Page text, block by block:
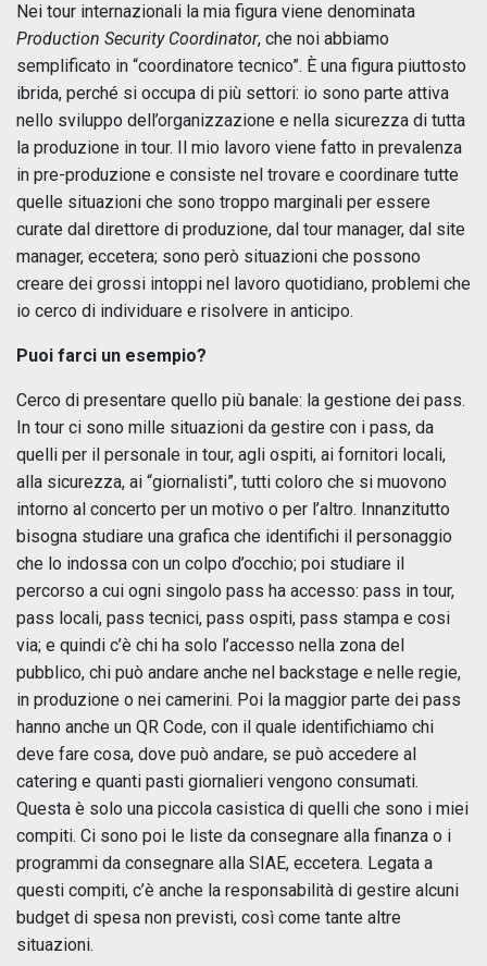
Nei tour internazionali la mia figura viene denominata
Production Security Coordinator, che noi abbiamo
semplificato in “coordinatore tecnico”. È una figura piuttosto
ibrida, perché si occupa di più settori: io sono parte attiva
nello sviluppo dell’organizzazione e nella sicurezza di tutta
la produzione in tour. Il mio lavoro viene fatto in prevalenza
in pre-produzione e consiste nel trovare e coordinare tutte
quelle situazioni che sono troppo marginali per essere
curate dal direttore di produzione, dal tour manager, dal site
manager, eccetera; sono però situazioni che possono
creare dei grossi intoppi nel lavoro quotidiano, problemi che
io cerco di individuare e risolvere in anticipo.
Puoi farci un esempio?
Cerco di presentare quello più banale: la gestione dei pass.
In tour ci sono mille situazioni da gestire con i pass, da
quelli per il personale in tour, agli ospiti, ai fornitori locali,
alla sicurezza, ai “giornalisti”, tutti coloro che si muovono
intorno al concerto per un motivo o per l’altro. Innanzitutto
bisogna studiare una grafica che identifichi il personaggio
che lo indossa con un colpo d’occhio; poi studiare il
percorso a cui ogni singolo pass ha accesso: pass in tour,
pass locali, pass tecnici, pass ospiti, pass stampa e cosi
via; e quindi c’è chi ha solo l’accesso nella zona del
pubblico, chi può andare anche nel backstage e nelle regie,
in produzione o nei camerini. Poi la maggior parte dei pass
hanno anche un QR Code, con il quale identifichiamo chi
deve fare cosa, dove può andare, se può accedere al
catering e quanti pasti giornalieri vengono consumati.
Questa è solo una piccola casistica di quelli che sono i miei
compiti. Ci sono poi le liste da consegnare alla finanza o i
programmi da consegnare alla SIAE, eccetera. Legata a
questi compiti, c’è anche la responsabilità di gestire alcuni
budget di spesa non previsti, così come tante altre
situazioni.